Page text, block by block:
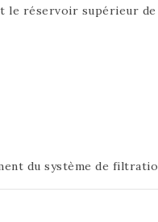
le réservoir supérieur
du système de